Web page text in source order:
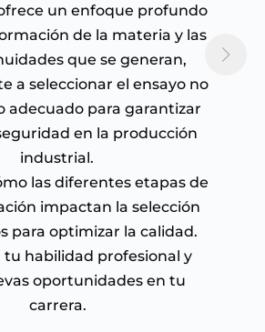
un enfoque profundo
de la materia y las
que se generan,
a seleccionar el ensayo no
adecuado para garantizar
en la producción
industrial.
las diferentes etapas de
impactan la selección
para optimizar la calidad.
habilidad profesional y
oportunidades en tu
carrera.